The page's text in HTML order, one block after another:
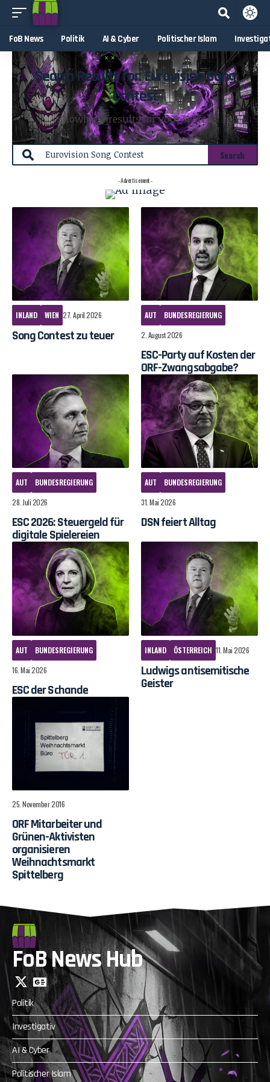
FoB News Politik AI & Cyber Politischer Islam
Search Results for: Eurovision Song
Contest
Showing 7 results for your search
- Advertisement -
INLAND WIEN 27. April 2026
Song Contest zu teuer
AUT
BUNDESREGIERUNG
2. August 2026
ESC-Party auf Kosten der
ORF-Zwangsabgabe?
AUT
BUNDESREGIERUNG
28. Juli 2026
ESC 2026: Steuergeld für
digitale Spielereien
AUT
BUNDESREGIERUNG
31. Mai 2026
DSN feiert Alltag
AUT
BUNDESREGIERUNG
16. Mai 2026
ESC der Schande
INLAND ÖSTERREICH 11. Mai 2026
Ludwigs antisemitische
Geister
25. November 2016
ORF Mitarbeiter und
Grünen-Aktivisten
organisieren
Weihnachtsmarkt
Spittelberg
FoB News Hub
Politik
Investigativ
AI & Cyber
Politischer Islam